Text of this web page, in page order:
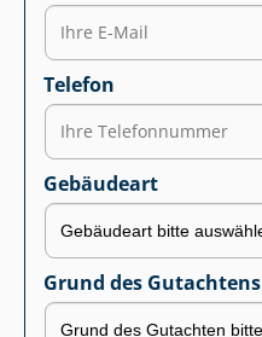
Telefon
Gebäudeart
Grund des Gutachtens